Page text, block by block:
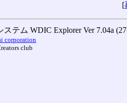
[
テム WDIC Explorer Ver 7.04a
corporation
club